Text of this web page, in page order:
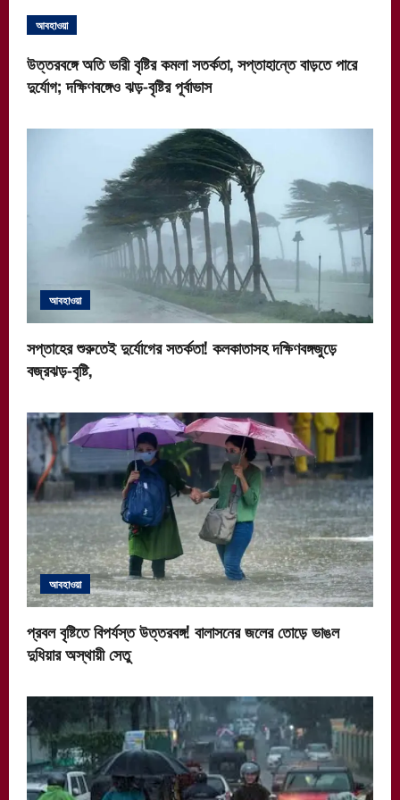
আবহাওয়া
উত্তরবঙ্গে অতি ভারী বৃষ্টির কমলা সতর্কতা, সপ্তাহান্তে বাড়তে পারে
দুর্যোগ; দক্ষিণবঙ্গেও ঝড়-বৃষ্টির পূর্বাভাস
আবহাওয়া
সপ্তাহের শুরুতেই দুর্যোগের সতর্কতা! কলকাতাসহ দক্ষিণবঙ্গজুড়ে
বজ্রঝড়-বৃষ্টি,
আবহাওয়া
প্রবল বৃষ্টিতে বিপর্যস্ত উত্তরবঙ্গ! বালাসনের জলের তোড়ে ভাঙল
দুধিয়ার অস্থায়ী সেতু